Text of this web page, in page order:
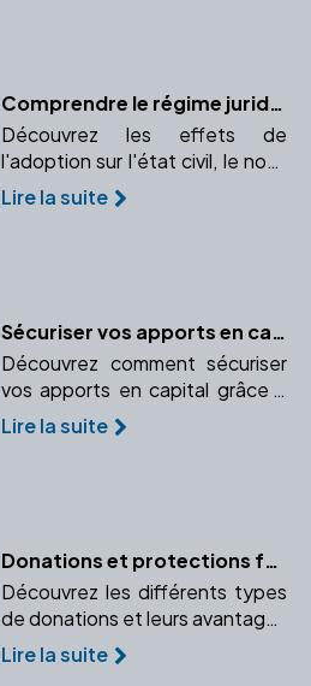
Comprendre le régime juridique de l'adopté et ses changements
Découvrez les effets de
l'adoption sur l'état civil, le nom,
et les droits de l'enfant adopté.
Comprendre l'impact de
Lire la suite
Sécuriser vos apports en capital : l'importance de faire appel à un notaire
Découvrez comment sécuriser
vos apports en capital grâce à
l'expertise d'un notaire.
Apprenez à protéger vos biens
Lire la suite
Donations et protections familiales : les conseils du notaire
Découvrez les différents types
de donations et leurs avantages
pour protéger votre famille. Un
notaire peut vous aider à
Lire la suite